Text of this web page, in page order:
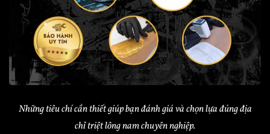
Những tiêu chí cần thiết giúp bạn đánh giá và chọn lựa đúng địa
chỉ triệt lông nam chuyên nghiệp.